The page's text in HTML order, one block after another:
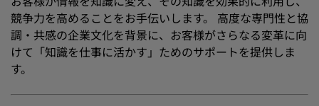
競争力を高めることをお手伝いします。 高度な専門性と協
調・共感の企業文化を背景に、お客様がさらなる変革に向
けて「知識を仕事に活かす」ためのサポートを提供しま
す。